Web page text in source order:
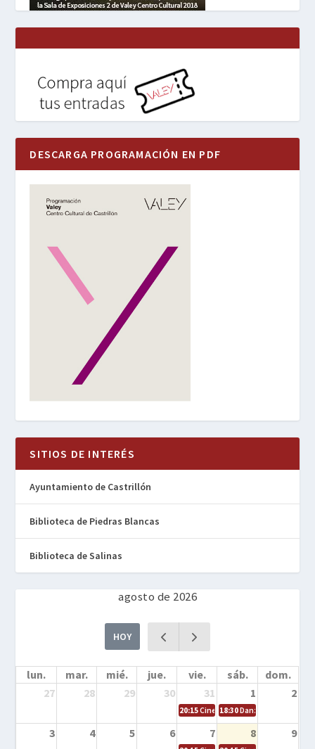
DESCARGA PROGRAMACIÓN EN PDF
SITIOS DE INTERÉS
Ayuntamiento de Castrillón
Biblioteca de Piedras Blancas
Biblioteca de Salinas
agosto de 2026
HOY
lun. mar. mié. jue. vie. sáb.
dom.
27
28 29 30 31 1 2
20:15Cine en la calle – Cómo
18:30Danza – Cita en el
3 4 5 6 7 8 9